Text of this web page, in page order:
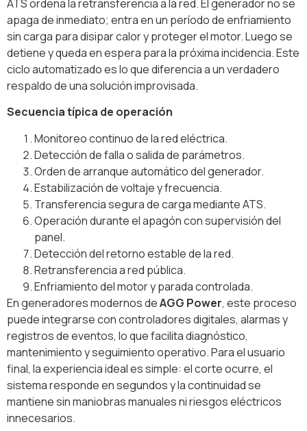
ATS ordena la retransferencia a la red. El generador no se
apaga de inmediato; entra en un período de enfriamiento
sin carga para disipar calor y proteger el motor. Luego se
detiene y queda en espera para la próxima incidencia. Este
ciclo automatizado es lo que diferencia a un verdadero
respaldo de una solución improvisada.
Secuencia típica de operación
Monitoreo continuo de la red eléctrica.
Detección de falla o salida de parámetros.
Orden de arranque automático del generador.
Estabilización de voltaje y frecuencia.
Transferencia segura de carga mediante ATS.
Operación durante el apagón con supervisión del
panel.
Detección del retorno estable de la red.
Retransferencia a red pública.
Enfriamiento del motor y parada controlada.
En generadores modernos deAGG Power, este proceso
puede integrarse con controladores digitales, alarmas y
registros de eventos, lo que facilita diagnóstico,
mantenimiento y seguimiento operativo. Para el usuario
final, la experiencia ideal es simple: el corte ocurre, el
sistema responde en segundos y la continuidad se
mantiene sin maniobras manuales ni riesgos eléctricos
innecesarios.